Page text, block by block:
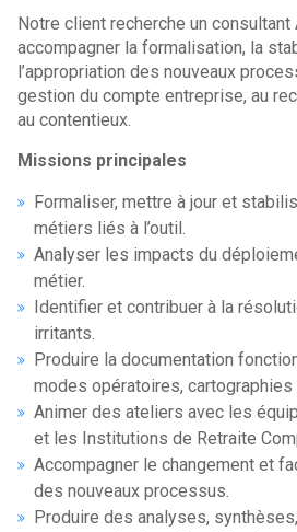
Notre client recherche un consultant
accompagner la formalisation, la
l’appropriation des nouveaux
gestion du compte entreprise, au
au contentieux.
Missions principales
Formaliser, mettre à jour et
métiers liés à l’outil.
Analyser les impacts du
métier.
Identifier et contribuer à la
irritants.
Produire la documentation
modes opératoires,
Animer des ateliers avec les
et les Institutions de Retraite
Accompagner le changement et
des nouveaux processus.
Produire des analyses,